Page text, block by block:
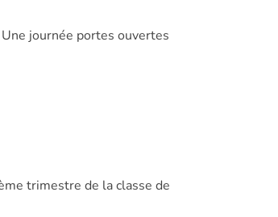
journée portes ouvertes
trimestre de la classe de